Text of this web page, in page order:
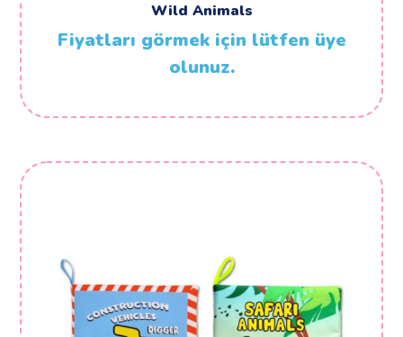
Wild Animals
Fiyatları görmek için lütfen üye
olunuz.